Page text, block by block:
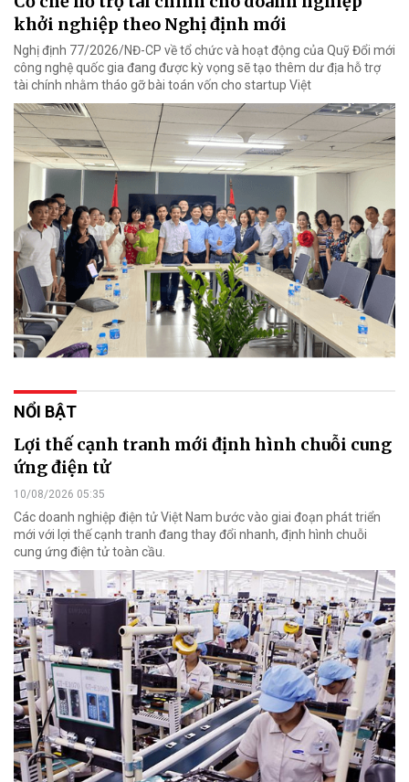
khởi nghiệp theo Nghị định mới
Nghị định 77/2026/NĐ-CP về tổ chức và hoạt động của Quỹ Đổi mới
công nghệ quốc gia đang được kỳ vọng sẽ tạo thêm dư địa hỗ trợ
tài chính nhằm tháo gỡ bài toán vốn cho startup Việt
NỔI BẬT
Lợi thế cạnh tranh mới định hình chuỗi cung
ứng điện tử
10/08/2026 05:35
Các doanh nghiệp điện tử Việt Nam bước vào giai đoạn phát triển
mới với lợi thế cạnh tranh đang thay đổi nhanh, định hình chuỗi
cung ứng điện tử toàn cầu.